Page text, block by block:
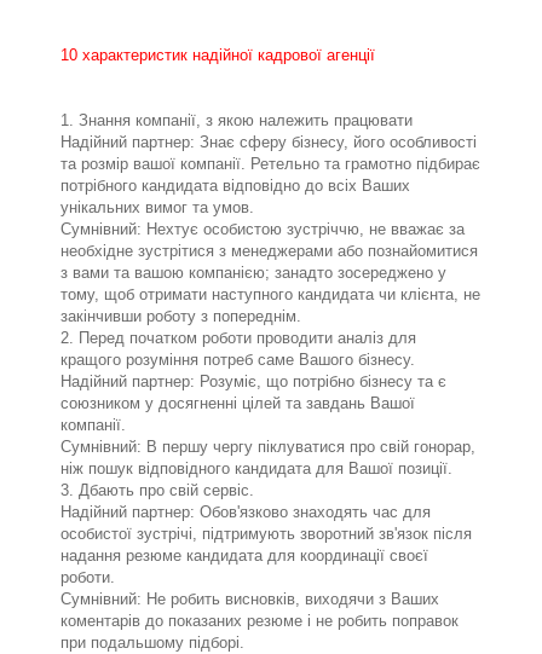
10 характеристик надійної кадрової агенції
1. Знання компанії, з якою належить працювати
Надійний партнер: Знає сферу бізнесу, його особливості
та розмір вашої компанії. Ретельно та грамотно підбирає
потрібного кандидата відповідно до всіх Ваших
унікальних вимог та умов.
Сумнівний: Нехтує особистою зустріччю, не вважає за
необхідне зустрітися з менеджерами або познайомитися
з вами та вашою компанією; занадто зосереджено у
тому, щоб отримати наступного кандидата чи клієнта, не
закінчивши роботу з попереднім.
2. Перед початком роботи проводити аналіз для
кращого розуміння потреб саме Вашого бізнесу.
Надійний партнер: Розуміє, що потрібно бізнесу та є
союзником у досягненні цілей та завдань Вашої
компанії.
Сумнівний: В першу чергу піклуватися про свій гонорар,
ніж пошук відповідного кандидата для Вашої позиції.
3. Дбають про свій сервіс.
Надійний партнер: Обов'язково знаходять час для
особистої зустрічі, підтримують зворотний зв'язок після
надання резюме кандидата для координації своєї
роботи.
Сумнівний: Не робить висновків, виходячи з Ваших
коментарів до показаних резюме і не робить поправок
при подальшому підборі.